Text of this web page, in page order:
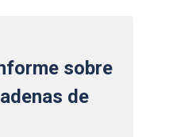
sobre
de